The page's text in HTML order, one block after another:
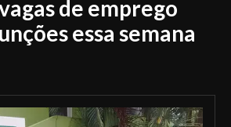
de emprego
essa semana